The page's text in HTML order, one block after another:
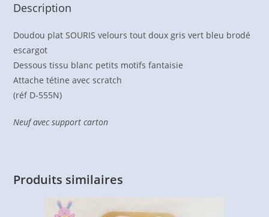
Description
Doudou plat SOURIS velours tout doux gris vert bleu brodé
escargot
Dessous tissu blanc petits motifs fantaisie
Attache tétine avec scratch
(réf D-555N)
Neuf avec support carton
Produits similaires